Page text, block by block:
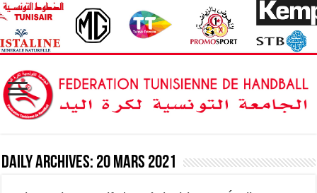
Daily Archives: 20 mars 2021